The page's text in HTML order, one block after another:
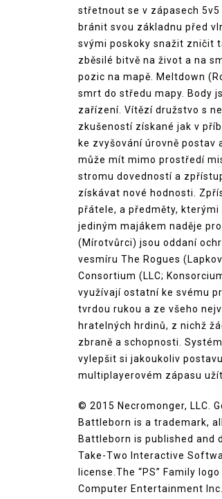
střetnout se v zápasech
bránit svou základnu před
svými poskoky snažit zničit
zběsilé bitvě na život a na
pozic na mapě. Meltdown
smrt do středu mapy. Body
zařízení. Vítězí družstvo s
zkušeností získané jak v
ke zvyšování úrovně postav
může mít mimo prostředí
stromu dovedností a
získávat nové hodnosti.
přátele, a předměty, kterými
jediným majákem naděje
(Mírotvůrci) jsou oddaní
vesmíru The Rogues
Consortium (LLC;
využívají ostatní ke svému
tvrdou rukou a ze všeho
hratelných hrdinů, z nichž
zbraně a schopnosti.
vylepšit si jakoukoliv
multiplayerovém zápasu
© 2015 Necromonger, LLC.
Battleborn is a trademark,
Battleborn is published and
Take-Two Interactive
license.The “PS” Family
Computer Entertainment